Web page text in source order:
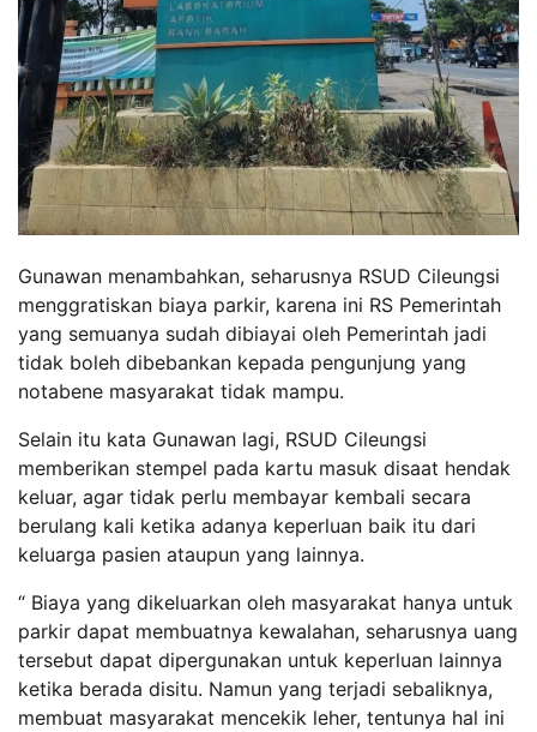
Gunawan menambahkan, seharusnya RSUD Cileungsi
menggratiskan biaya parkir, karena ini RS Pemerintah
yang semuanya sudah dibiayai oleh Pemerintah jadi
tidak boleh dibebankan kepada pengunjung yang
notabene masyarakat tidak mampu.
Selain itu kata Gunawan lagi, RSUD Cileungsi
memberikan stempel pada kartu masuk disaat hendak
keluar, agar tidak perlu membayar kembali secara
berulang kali ketika adanya keperluan baik itu dari
keluarga pasien ataupun yang lainnya.
“ Biaya yang dikeluarkan oleh masyarakat hanya untuk
parkir dapat membuatnya kewalahan, seharusnya uang
tersebut dapat dipergunakan untuk keperluan lainnya
ketika berada disitu. Namun yang terjadi sebaliknya,
membuat masyarakat mencekik leher, tentunya hal ini